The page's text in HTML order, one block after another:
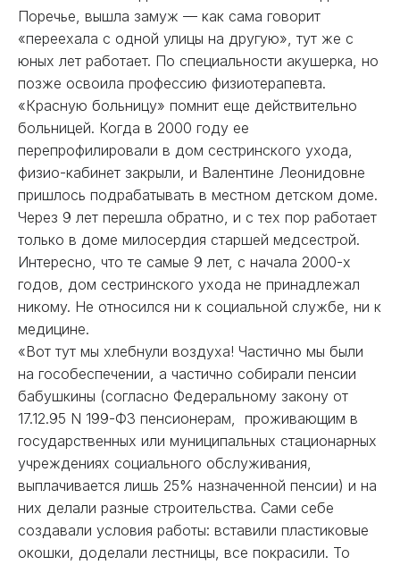
Поречье, вышла замуж — как сама говорит
«переехала с одной улицы на другую», тут же с
юных лет работает. По специальности акушерка, но
позже освоила профессию физиотерапевта.
«Красную больницу» помнит еще действительно
больницей. Когда в 2000 году ее
перепрофилировали в дом сестринского ухода,
физио-кабинет закрыли, и Валентине Леонидовне
пришлось подрабатывать в местном детском доме.
Через 9 лет перешла обратно, и с тех пор работает
только в доме милосердия старшей медсестрой.
Интересно, что те самые 9 лет, с начала 2000-х
годов, дом сестринского ухода не принадлежал
никому. Не относился ни к социальной службе, ни к
медицине.
«Вот тут мы хлебнули воздуха! Частично мы были
на гособеспечении, а частично собирали пенсии
бабушкины (согласно Федеральному закону от
17.12.95 N 199-ФЗ пенсионерам, проживающим в
государственных или муниципальных стационарных
учреждениях социального обслуживания,
выплачивается лишь 25% назначенной пенсии) и на
них делали разные строительства. Сами себе
создавали условия работы: вставили пластиковые
окошки, доделали лестницы, все покрасили. То